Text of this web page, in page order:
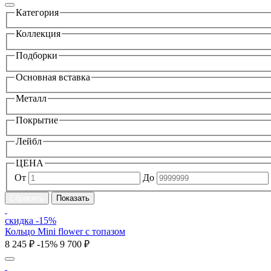
Категория
Коллекция
Подборки
Основная вставка
Металл
Покрытие
Лейбл
ЦЕНА
От
До
скидка -15%
Кольцо Mini flower с топазом
8 245 ₽ -15% 9 700 ₽